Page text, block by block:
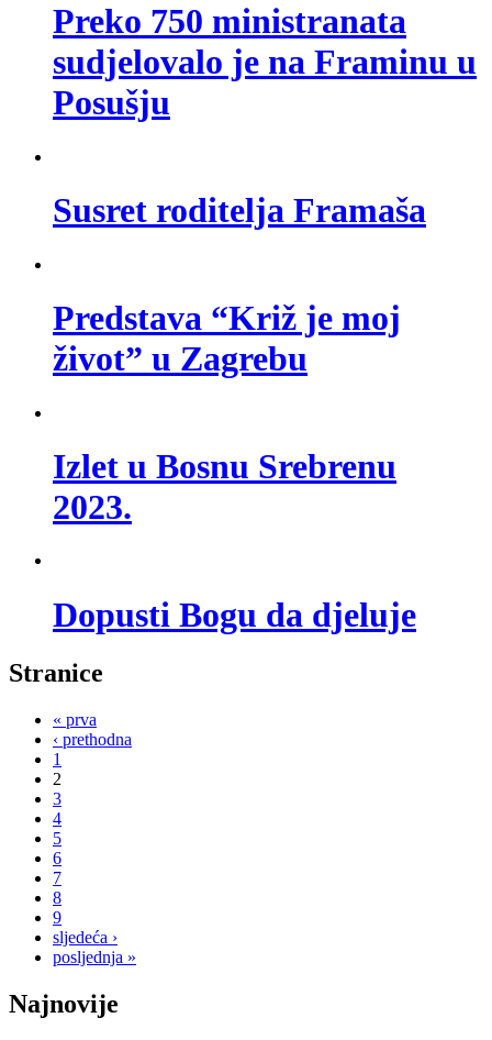
Preko 750 ministranata
sudjelovalo je na Framinu u
Posušju
Susret roditelja Framaša
Predstava “Križ je moj
život” u Zagrebu
Izlet u Bosnu Srebrenu
2023.
Dopusti Bogu da djeluje
Stranice
« prva
‹ prethodna
1
2
3
4
5
6
7
8
9
sljedeća ›
posljednja »
Najnovije